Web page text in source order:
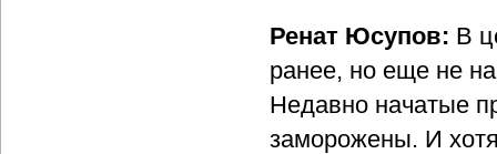
Ренат Юсупов: В
ранее, но еще не
Недавно начатые
заморожены. И хотя